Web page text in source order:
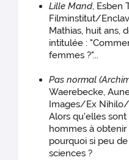
Lille Mand, Esben
Filminstitut/
Mathias, huit ans,
intitulée :
femmes ?"...
Pas normal
Waerebecke,
Images/Ex Nihilo/
Alors qu'elles
hommes à
pourquoi si peu
sciences ?